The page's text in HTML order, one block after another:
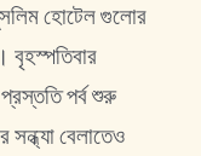
হোটেল গুলোর
বৃহস্পতিবার
পর্ব শুরু
সন্ধ্যা বেলাতেও